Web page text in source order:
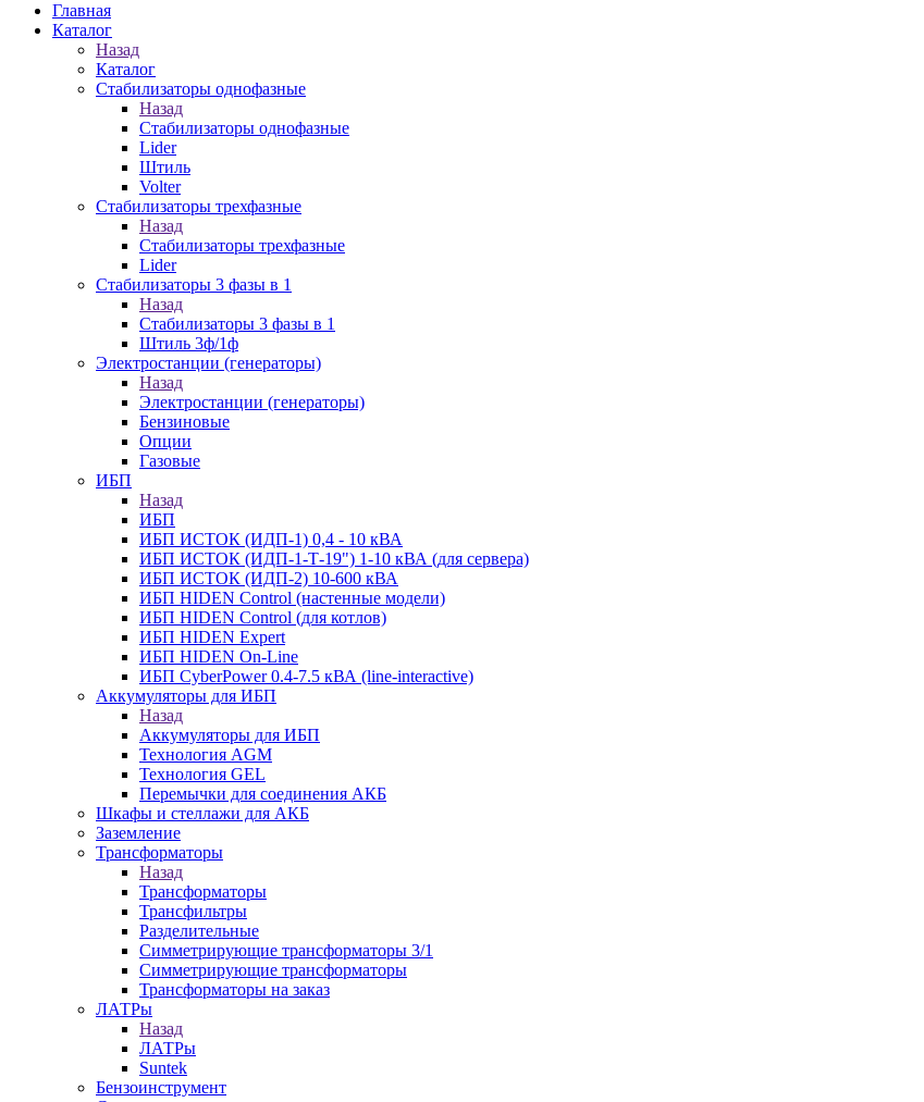
Главная
Каталог
Назад
Каталог
Стабилизаторы однофазные
Назад
Стабилизаторы однофазные
Lider
Штиль
Volter
Стабилизаторы трехфазные
Назад
Стабилизаторы трехфазные
Lider
Стабилизаторы 3 фазы в 1
Назад
Стабилизаторы 3 фазы в 1
Штиль 3ф/1ф
Электростанции (генераторы)
Назад
Электростанции (генераторы)
Бензиновые
Опции
Газовые
ИБП
Назад
ИБП
ИБП ИСТОК (ИДП-1) 0,4 - 10 кВА
ИБП ИСТОК (ИДП-1-Т-19") 1-10 кВА (для сервера)
ИБП ИСТОК (ИДП-2) 10-600 кВА
ИБП HIDEN Control (настенные модели)
ИБП HIDEN Control (для котлов)
ИБП HIDEN Expert
ИБП HIDEN On-Line
ИБП CyberPower 0.4-7.5 кВА (line-interactive)
Аккумуляторы для ИБП
Назад
Аккумуляторы для ИБП
Технология AGM
Технология GEL
Перемычки для соединения АКБ
Шкафы и стеллажи для АКБ
Заземление
Трансформаторы
Назад
Трансформаторы
Трансфильтры
Разделительные
Симметрирующие трансформаторы 3/1
Симметрирующие трансформаторы
Трансформаторы на заказ
ЛАТРы
Назад
ЛАТРы
Suntek
Бензоинструмент